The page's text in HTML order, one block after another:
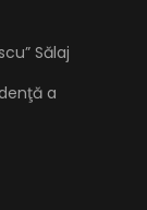
Sălaj
a